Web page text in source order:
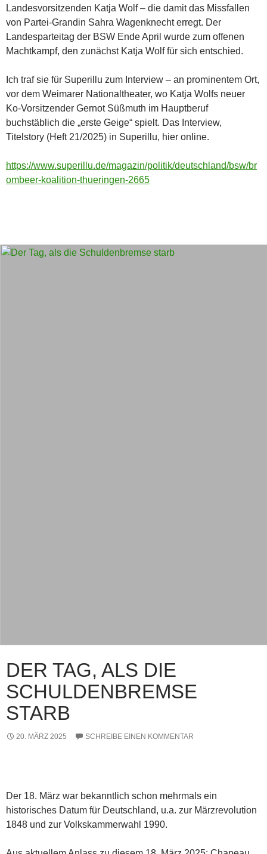
Landesvorsitzenden Katja Wolf – die damit das Missfallen
von Partei-Grandin Sahra Wagenknecht erregt. Der
Landesparteitag der BSW Ende April wurde zum offenen
Machtkampf, den zunächst Katja Wolf für sich entschied.
Ich traf sie für Superillu zum Interview – an prominentem Ort,
vor dem Weimarer Nationaltheater, wo Katja Wolfs neuer
Ko-Vorsitzender Gernot Süßmuth im Hauptberuf
buchstäblich die „erste Geige“ spielt. Das Interview,
Titelstory (Heft 21/2025) in Superillu, hier online.
https://www.superillu.de/magazin/politik/deutschland/bsw/br
ombeer-koalition-thueringen-2665
DER TAG, ALS DIE
SCHULDENBREMSE
STARB
20. MÄRZ 2025 SCHREIBE EINEN KOMMENTAR
Der 18. März war bekanntlich schon mehrmals ein
historisches Datum für Deutschland, u.a. zur Märzrevolution
1848 und zur Volkskammerwahl 1990.